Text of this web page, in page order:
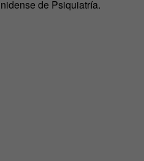
de Psiquiatría.